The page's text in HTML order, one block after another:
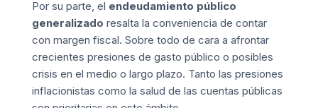
Por su parte, el endeudamiento público
generalizado resalta la conveniencia de contar
con margen fiscal. Sobre todo de cara a afrontar
crecientes presiones de gasto público o posibles
crisis en el medio o largo plazo. Tanto las presiones
inflacionistas como la salud de las cuentas públicas